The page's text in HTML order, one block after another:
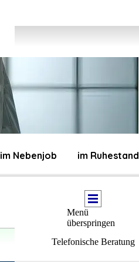
im Nebenjob im Ruhestand
Menü
überspringen
Telefonische Beratung